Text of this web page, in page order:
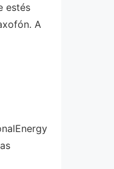
estés
A